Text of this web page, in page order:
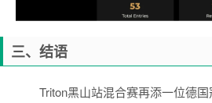
三、结语
Triton黑山站混合赛再添一位德